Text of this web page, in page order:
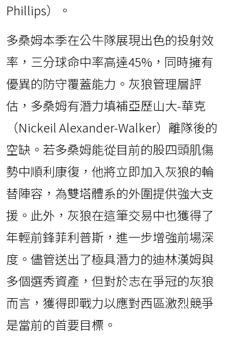
Phillips）。
多桑姆本季在公牛隊展現出色的投射效
率，三分球命中率高達45%，同時擁有
優異的防守覆蓋能力。灰狼管理層評
估，多桑姆有潛力填補亞歷山大-華克
（Nickeil Alexander-Walker）離隊後的
空缺。若多桑姆能從目前的股四頭肌傷
勢中順利康復，他將立即加入灰狼的輪
替陣容，為雙塔體系的外圍提供強大支
援。此外，灰狼在這筆交易中也獲得了
年輕前鋒菲利普斯，進一步增強前場深
度。儘管送出了極具潛力的迪林漢姆與
多個選秀資產，但對於志在爭冠的灰狼
而言，獲得即戰力以應對西區激烈競爭
是當前的首要目標。